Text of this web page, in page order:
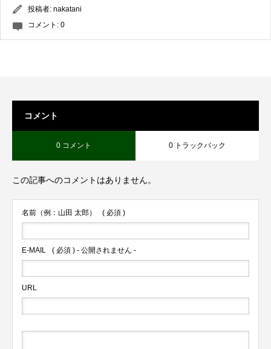
投稿者: nakatani
コメント: 0
コメント
0 コメント 0 トラックバック
この記事へのコメントはありません。
名前（例：山田 太郎） ( 必須 )
E-MAIL ( 必須 ) - 公開されません -
URL